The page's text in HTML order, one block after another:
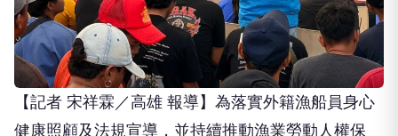
【記者 宋祥霖／高雄 報導】為落實外籍漁船員身心
健康照顧及法規宣導，並持續推動漁業勞動人權保